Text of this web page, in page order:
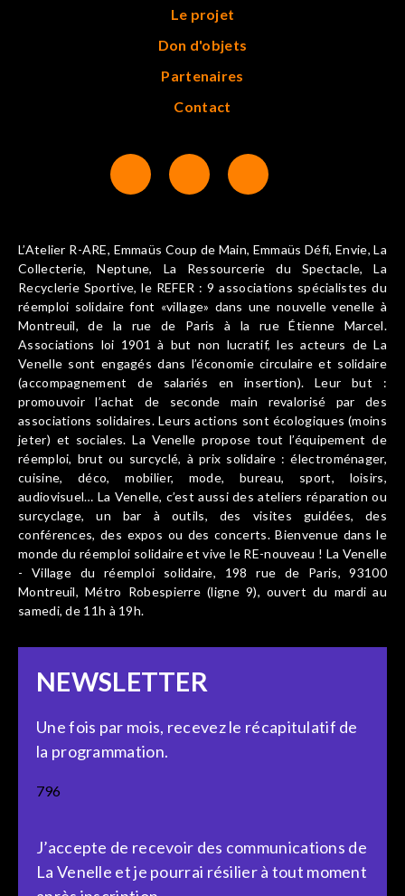
Le projet
Don d'objets
Partenaires
Contact
L’Atelier R-ARE, Emmaüs Coup de Main, Emmaüs Défi, Envie, La
Collecterie, Neptune, La Ressourcerie du Spectacle, La
Recyclerie Sportive, le REFER : 9 associations spécialistes du
réemploi solidaire font «village» dans une nouvelle venelle à
Montreuil, de la rue de Paris à la rue Étienne Marcel.
Associations loi 1901 à but non lucratif, les acteurs de La
Venelle sont engagés dans l’économie circulaire et solidaire
(accompagnement de salariés en insertion). Leur but :
promouvoir l’achat de seconde main revalorisé par des
associations solidaires. Leurs actions sont écologiques (moins
jeter) et sociales. La Venelle propose tout l’équipement de
réemploi, brut ou surcyclé, à prix solidaire : électroménager,
cuisine, déco, mobilier, mode, bureau, sport, loisirs,
audiovisuel… La Venelle, c’est aussi des ateliers réparation ou
surcyclage, un bar à outils, des visites guidées, des
conférences, des expos ou des concerts. Bienvenue dans le
monde du réemploi solidaire et vive le RE-nouveau ! La Venelle
- Village du réemploi solidaire, 198 rue de Paris, 93100
Montreuil, Métro Robespierre (ligne 9), ouvert du mardi au
samedi, de 11h à 19h.
NEWSLETTER
Une fois par mois, recevez le récapitulatif de
la programmation.
796
J’accepte de recevoir des communications de
La Venelle et je pourrai résilier à tout moment